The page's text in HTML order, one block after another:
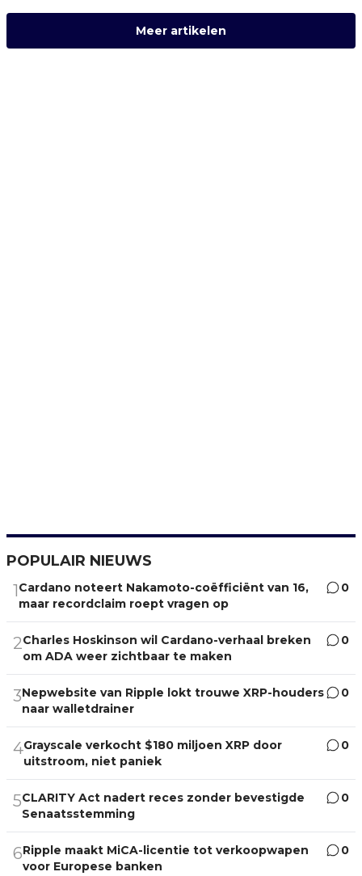
Meer artikelen
POPULAIR NIEUWS
1Cardano noteert Nakamoto-coëfficiënt van 16,
maar recordclaim roept vragen op
0
2Charles Hoskinson wil Cardano-verhaal breken
om ADA weer zichtbaar te maken
0
3Nepwebsite van Ripple lokt trouwe XRP-houders
naar walletdrainer
0
4Grayscale verkocht $180 miljoen XRP door
uitstroom, niet paniek
0
5CLARITY Act nadert reces zonder bevestigde
Senaatsstemming
0
6Ripple maakt MiCA-licentie tot verkoopwapen
voor Europese banken
0